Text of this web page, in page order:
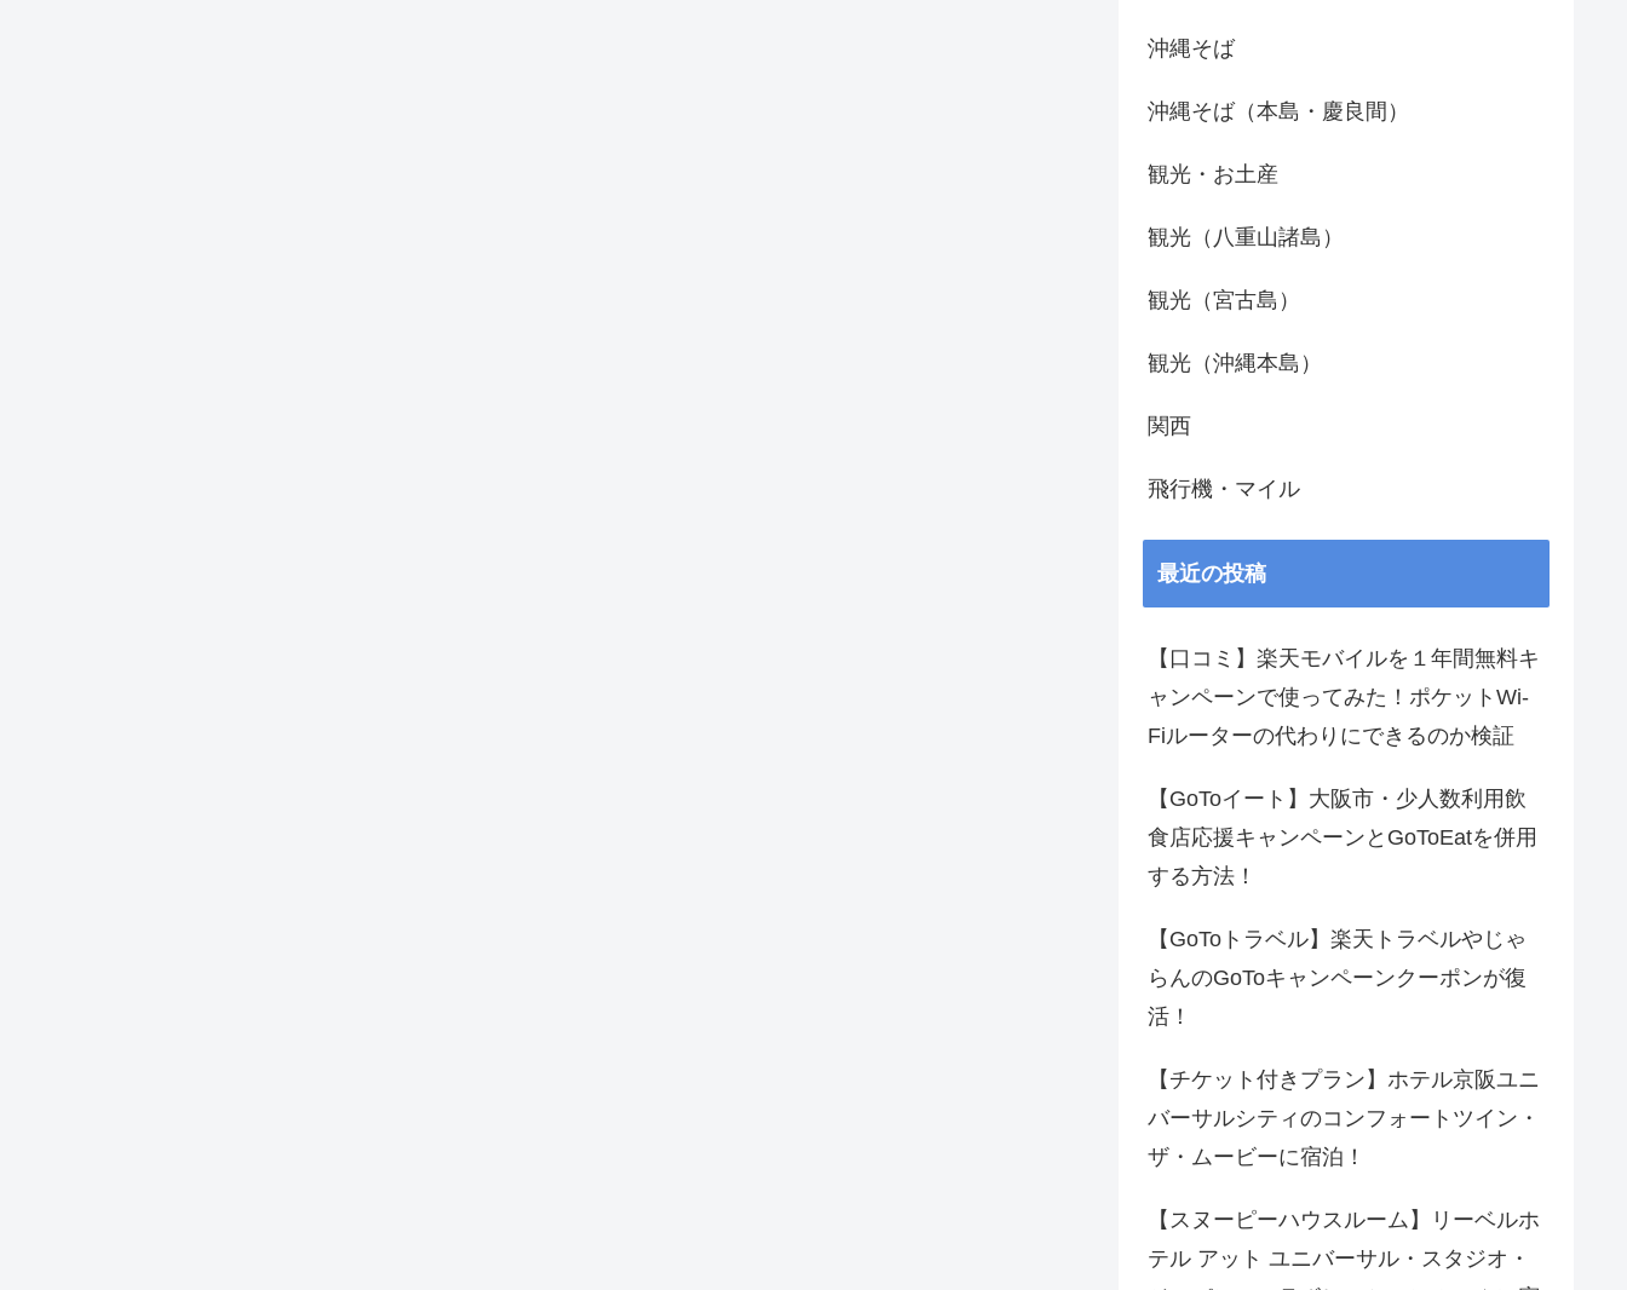
沖縄そば
沖縄そば（本島・慶良間）
観光・お土産
観光（八重山諸島）
観光（宮古島）
観光（沖縄本島）
関西
飛行機・マイル
最近の投稿
【口コミ】楽天モバイルを１年間無料キ
ャンペーンで使ってみた！ポケットWi-
Fiルーターの代わりにできるのか検証
【GoToイート】大阪市・少人数利用飲
食店応援キャンペーンとGoToEatを併用
する方法！
【GoToトラベル】楽天トラベルやじゃ
らんのGoToキャンペーンクーポンが復
活！
【チケット付きプラン】ホテル京阪ユニ
バーサルシティのコンフォートツイン・
ザ・ムービーに宿泊！
【スヌーピーハウスルーム】リーベルホ
テル アット ユニバーサル・スタジオ・